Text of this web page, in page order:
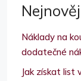
Náklady na
dodatečné
Jak získat list